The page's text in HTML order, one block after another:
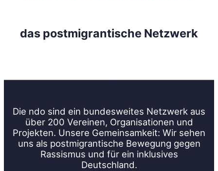
das postmigrantische Netzwerk
Die ndo sind ein bundesweites Netzwerk aus
über 200 Vereinen, Organisationen und
Projekten. Unsere Gemeinsamkeit: Wir sehen
uns als postmigrantische Bewegung gegen
Rassismus und für ein inklusives
Deutschland.